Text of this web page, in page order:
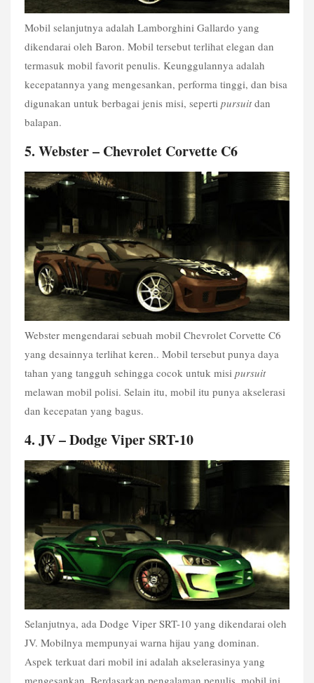
Mobil selanjutnya adalah Lamborghini Gallardo yang
dikendarai oleh Baron. Mobil tersebut terlihat elegan dan
termasuk mobil favorit penulis. Keunggulannya adalah
kecepatannya yang mengesankan, performa tinggi, dan bisa
digunakan untuk berbagai jenis misi, seperti pursuit dan
balapan.
5. Webster – Chevrolet Corvette C6
Webster mengendarai sebuah mobil Chevrolet Corvette C6
yang desainnya terlihat keren.. Mobil tersebut punya daya
tahan yang tangguh sehingga cocok untuk misi pursuit
melawan mobil polisi. Selain itu, mobil itu punya akselerasi
dan kecepatan yang bagus.
4. JV – Dodge Viper SRT-10
Selanjutnya, ada Dodge Viper SRT-10 yang dikendarai oleh
JV. Mobilnya mempunyai warna hijau yang dominan.
Aspek terkuat dari mobil ini adalah akselerasinya yang
mengesankan. Berdasarkan pengalaman penulis, mobil ini